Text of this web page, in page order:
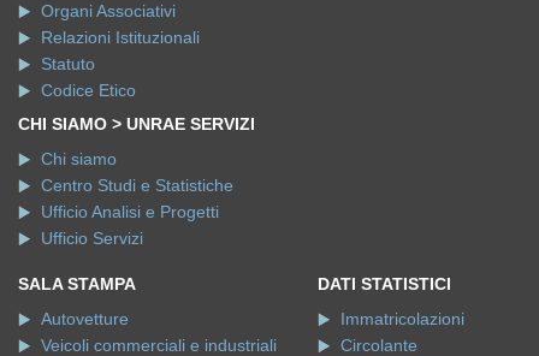
Organi Associativi
Relazioni Istituzionali
Statuto
Codice Etico
CHI SIAMO > UNRAE SERVIZI
Chi siamo
Centro Studi e Statistiche
Ufficio Analisi e Progetti
Ufficio Servizi
SALA STAMPA
Autovetture
Veicoli commerciali e industriali
DATI STATISTICI
Immatricolazioni
Circolante